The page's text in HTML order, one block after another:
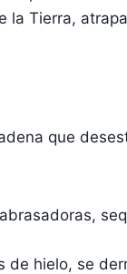
la Tierra,
que
de hielo, se